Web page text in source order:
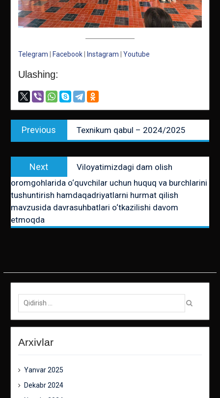
Telegram Facebook| Instagram Youtube
Ulashing:
Post
menyusi
Previous
post:
Texnikum qabul – 2024/2025
Next
post:
Viloyatimizdagi dam olish
oromgohlarida o‘quvchilаr uchun huquq vа burchlаrini
tushuntirish hamdaqаdriyatlаrni hurmаt qilish
mаvzusida davrasuhbatlari o‘tkazilishi davom
etmoqda
Qidirish:
Arxivlar
Yanvar 2025
Dekabr 2024